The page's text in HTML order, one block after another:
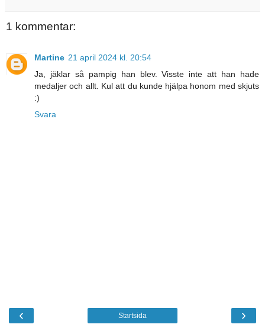
1 kommentar:
Martine 21 april 2024 kl. 20:54
Ja, jäklar så pampig han blev. Visste inte att han hade
medaljer och allt. Kul att du kunde hjälpa honom med skjuts
:)
Svara
‹ ›
Startsida